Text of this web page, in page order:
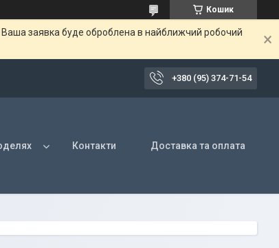
Кошик
Ваша заявка буде оброблена в найближчий робочий
+380 (95) 374-71-54
Контакти Доставка та оплата